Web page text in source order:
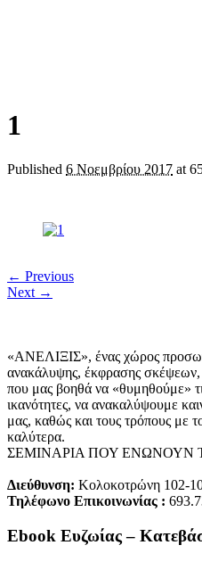
1
Published 6 Νοεμβρίου 2017 at
← Previous
Next →
«ΑΝΕΛΙΞΙΣ», ένας χώρος
ανακάλυψης, έκφρασης σκέψεων,
που μας βοηθά να «θυμηθούμε»
ικανότητες, να ανακαλύψουμε
μας, καθώς και τους τρόπους με
καλύτερα.
ΣΕΜΙΝΑΡΙΑ ΠΟΥ ΕΝΩΝΟΥΝ
Διεύθυνση: Κολοκοτρώνη 102-
Τηλέφωνο Επικοινωνίας :
Ebook Ευζωίας –